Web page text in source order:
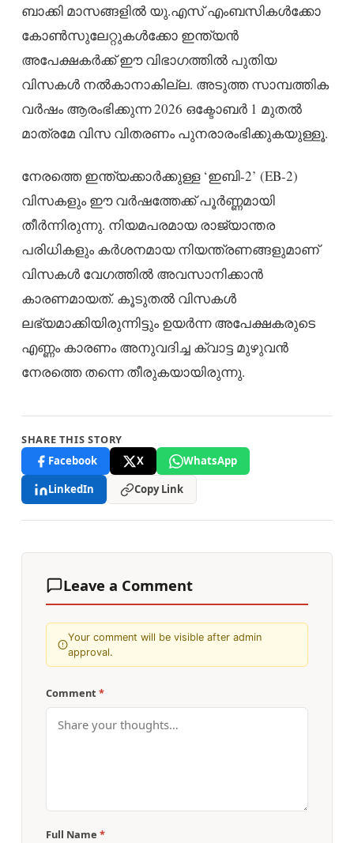
ബാക്കി മാസങ്ങളിൽ യു.എസ് എംബസികൾക്കോ
കോൺസുലേറ്റുകൾക്കോ ഇന്ത്യൻ
അപേക്ഷകർക്ക് ഈ വിഭാഗത്തിൽ പുതിയ
വിസകൾ നൽകാനാകില്ല. അടുത്ത സാമ്പത്തിക
വർഷം ആരംഭിക്കുന്ന 2026 ഒക്ടോബർ 1 മുതൽ
മാത്രമേ വിസ വിതരണം പുനരാരംഭിക്കുകയുള്ളൂ.
നേരത്തെ ഇന്ത്യക്കാർക്കുള്ള ‘ഇബി-2’ (EB-2)
വിസകളും ഈ വർഷത്തേക്ക് പൂർണ്ണമായി
തീർന്നിരുന്നു. നിയമപരമായ രാജ്യാന്തര
പരിധികളും കർശനമായ നിയന്ത്രണങ്ങളുമാണ്
വിസകൾ വേഗത്തിൽ അവസാനിക്കാൻ
കാരണമായത്. കൂടുതൽ വിസകൾ
ലഭ്യമാക്കിയിരുന്നിട്ടും ഉയർന്ന അപേക്ഷകരുടെ
എണ്ണം കാരണം അനുവദിച്ച ക്വാട്ട മുഴുവൻ
നേരത്തെ തന്നെ തീരുകയായിരുന്നു.
SHARE THIS STORY
Facebook
X
WhatsApp
LinkedIn
Copy Link
Leave a Comment
Your comment will be visible after admin
approval.
Comment *
Full Name *